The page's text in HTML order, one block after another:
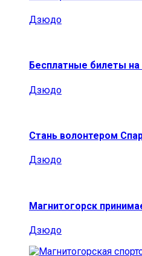
Дзюдо
Бесплатные билеты на
Дзюдо
Стань волонтером
Дзюдо
Магнитогорск
Дзюдо